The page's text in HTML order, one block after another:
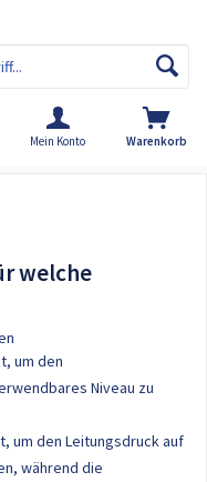
Warenkorb
Mein Konto
welche
um den
Niveau zu
um den Leitungsdruck auf
während die